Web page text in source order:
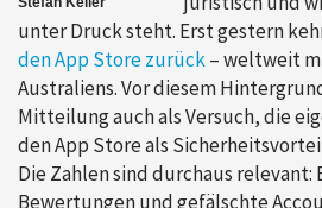
unter Druck steht. Erst gestern
den App Store zurück– weltweit
Australiens. Vor diesem
Mitteilung auch als Versuch, die
den App Store als
Die Zahlen sind durchaus
Bewertungen und gefälschte